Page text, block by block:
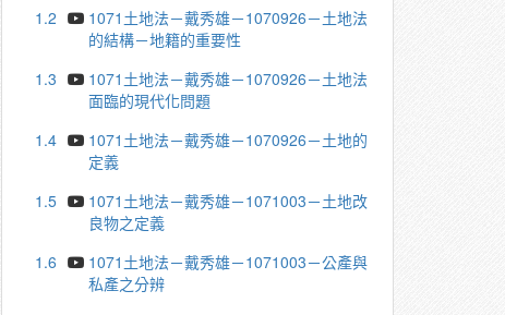
1.2
1071土地法－戴秀雄－1070926－土地法
的結構－地籍的重要性
1.3
1071土地法－戴秀雄－1070926－土地法
面臨的現代化問題
1.4
1071土地法－戴秀雄－1070926－土地的
定義
1.5
1071土地法－戴秀雄－1071003－土地改
良物之定義
1.6
1071土地法－戴秀雄－1071003－公產與
私產之分辨